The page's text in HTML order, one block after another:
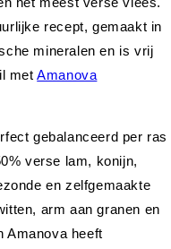
recept, gemaakt in
mineralen en is vrij
metAmanova
gebalanceerd per ras
verse lam, konijn,
en zelfgemaakte
arm aan granen en
Amanova heeft